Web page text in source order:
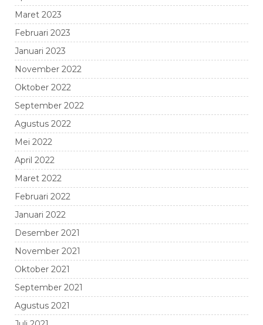
Maret 2023
Februari 2023
Januari 2023
November 2022
Oktober 2022
September 2022
Agustus 2022
Mei 2022
April 2022
Maret 2022
Februari 2022
Januari 2022
Desember 2021
November 2021
Oktober 2021
September 2021
Agustus 2021